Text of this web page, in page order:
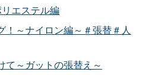
エステル編
！～ナイロン編～＃張替＃人
て～ガットの張替え～